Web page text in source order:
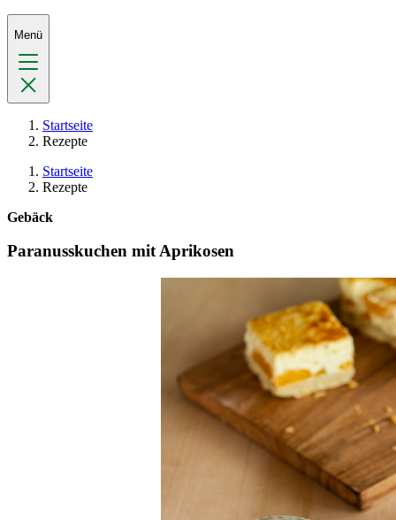
Menü
Startseite
Rezepte
Startseite
Rezepte
Gebäck
Paranusskuchen mit Aprikosen